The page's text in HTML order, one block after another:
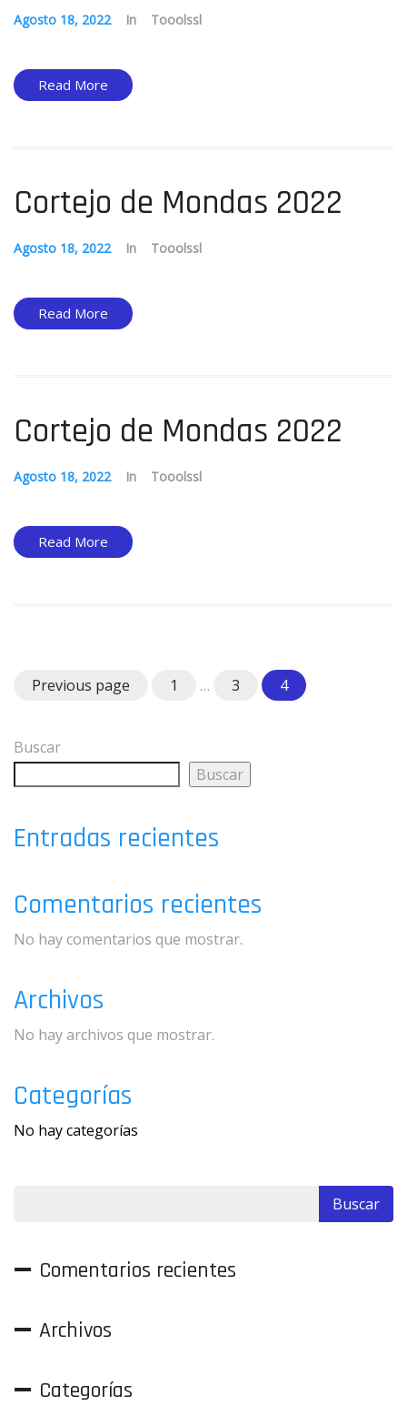
Agosto 18, 2022 In Tooolssl
Read More
Cortejo de Mondas 2022
Agosto 18, 2022 In Tooolssl
Read More
Cortejo de Mondas 2022
Agosto 18, 2022 In Tooolssl
Read More
Previous page Page
1 … Page
3 Page
4
Buscar
Buscar
Entradas recientes
Comentarios recientes
No hay comentarios que mostrar.
Archivos
No hay archivos que mostrar.
Categorías
No hay categorías
Comentarios recientes
Archivos
Categorías